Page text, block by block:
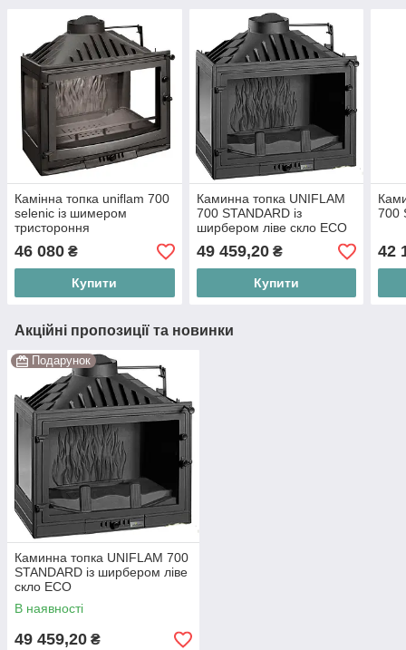
Камінна топка uniflam 700
selenic із шимером
тристороння
46 080 ₴
Купити
Каминна топка UNIFLAM
700 STANDARD із
ширбером ліве скло ECO
49 459,20₴
Купити
700
42
Акційні пропозиції та новинки
Подарунок
Каминна топка UNIFLAM 700
STANDARD із ширбером ліве
скло ECO
В наявності
49 459,20 ₴